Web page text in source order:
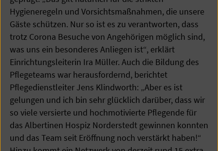
Hygieneregeln und Vorsichtsmaßnahmen, die unsere
Gäste schützen. Nur so ist es zu verantworten, dass
trotz Corona Besuche von Angehörigen möglich sind,
was uns ein besonderes Anliegen ist“, erklärt
Einrichtungsleiterin Ira Müller. Auch die Bildung des
Pflegeteams war herausfordernd, berichtet
Pflegedienstleiter Jens Klindworth: „Aber es ist
gelungen und ich bin sehr glücklich darüber, dass wir
so viele versierte und hochmotivierte Pflegende für
das Albertinen Hospiz Norderstedt gewinnen konnten
und das Team seit Eröffnung noch verstärkt haben!“